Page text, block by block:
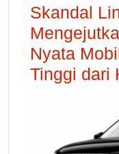
Skandal
Nyata
Tinggi dari